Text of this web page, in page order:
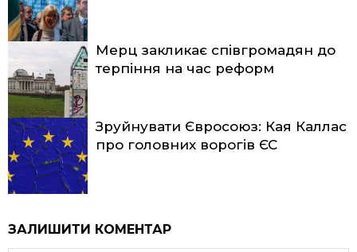
Мерц закликає співгромадян до
терпіння на час реформ
Зруйнувати Євросоюз: Кая Каллас
про головних ворогів ЄС
ЗАЛИШИТИ КОМЕНТАР